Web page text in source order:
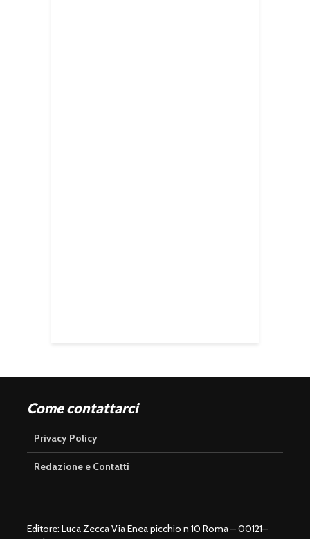
Come contattarci
Privacy Policy
Redazione e Contatti
Editore: Luca Zecca Via Enea picchio n 10 Roma – 00121–